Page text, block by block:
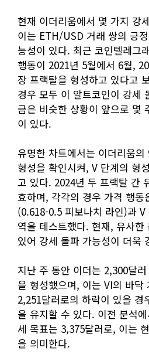
현재 이더리움에서 몇 가지 강
이는 ETH/USD 거래 쌍의 긍
능성이 있다. 최근 코인텔레그
행동이 2021년 5월에서 6월,
장 프랙탈을 형성하고 있다고
경우 모두 이 알트코인이 강세
금은 비슷한 상황이 앞으로 몇
이 있다.
유명한 차트에서는 이더리움
형성을 확인시켜, V 단계의 형
고 있다. 2024년 두 프랙탈 간
효하며, 각각의 경우 가격 행동
(0.618-0.5 피보나치 라인)과
역을 테스트했다. 현재, 유사한
있어 강세 돌파 가능성이 더욱
지난 주 동안 이더는 2,300달
을 형성했으며, 이는 VI의 바
2,251달러로의 하락이 있을 경
을 유지할 수 있다. 이전 분석
세 목표는 3,375달러로, 이는
을 의미한다.